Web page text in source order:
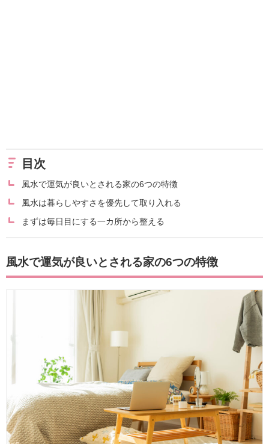
目次
風水で運気が良いとされる家の6つの特徴
風水は暮らしやすさを優先して取り入れる
まずは毎日目にする一カ所から整える
風水で運気が良いとされる家の6つの特徴